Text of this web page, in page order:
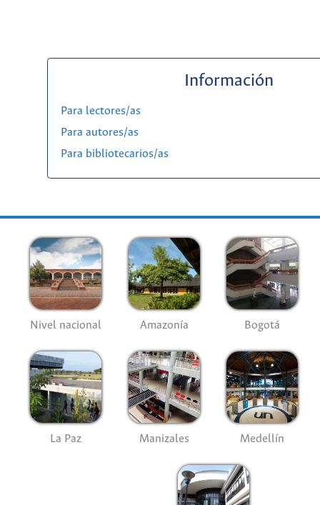
Información
Para lectores/as
Para autores/as
Para bibliotecarios/as
Nivel nacional Amazonía Bogotá
La Paz Manizales Medellín